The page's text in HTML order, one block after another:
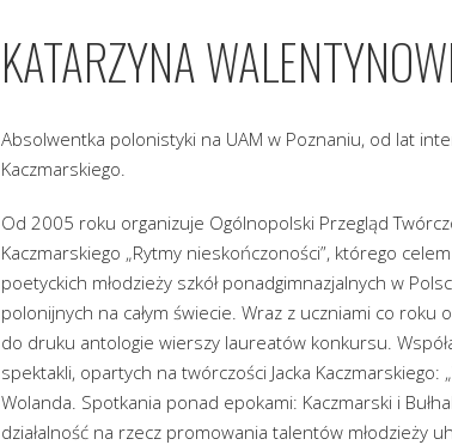
KATARZYNA
Absolwentka polonistyki na UAM w Poznaniu, od lat
Kaczmarskiego.
Od 2005 roku organizuje Ogólnopolski Przegląd
Kaczmarskiego „Rytmy nieskończoności”, którego
poetyckich młodzieży szkół ponadgimnazjalnych w
polonijnych na całym świecie. Wraz z uczniami co roku
do druku antologie wierszy laureatów konkursu.
spektakli, opartych na twórczości Jacka Kaczmarskiego:
Wolanda. Spotkania ponad epokami: Kaczmarski i
działalność na rzecz promowania talentów młodzieży